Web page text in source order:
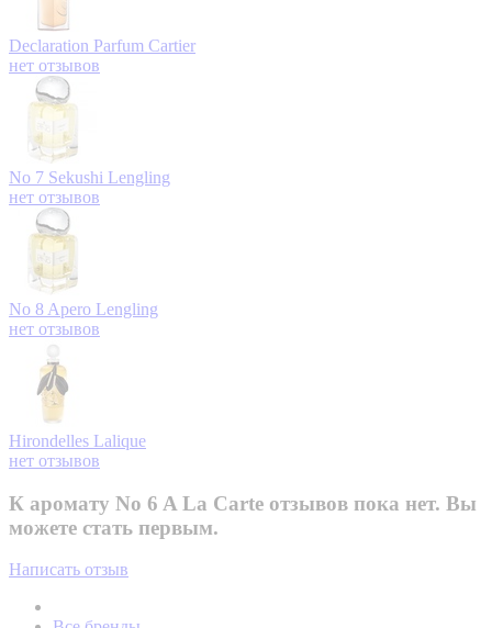
Declaration Parfum Cartier
нет отзывов
No 7 Sekushi Lengling
нет отзывов
No 8 Apero Lengling
нет отзывов
Hirondelles Lalique
нет отзывов
К аромату No 6 A La Carte отзывов пока нет. Вы
можете стать первым.
Написать отзыв